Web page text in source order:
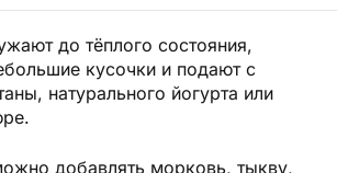
до тёплого состояния,
кусочки и подают с
натурального йогурта или